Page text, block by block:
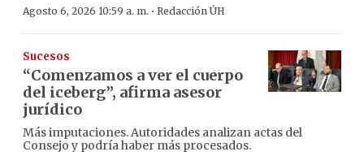
Agosto 6, 2026 10:59 a. m. · Redacción ÚH
Sucesos
“Comenzamos a ver el cuerpo
del iceberg”, afirma asesor
jurídico
Más imputaciones. Autoridades analizan actas del
Consejo y podría haber más procesados.